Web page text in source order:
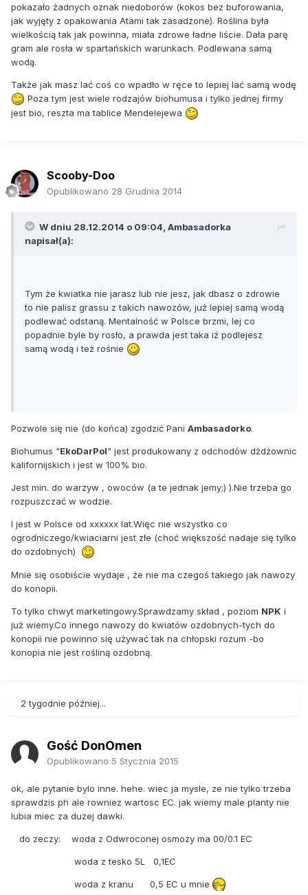
pokazało żadnych oznak niedoborów (kokos bez buforowania,
jak wyjęty z opakowania Atami tak zasadzone). Roślina była
wielkością tak jak powinna, miała zdrowe ładne liście. Dała parę
gram ale rosła w spartańskich warunkach. Podlewana samą
wodą.
Także jak masz lać coś co wpadło w ręce to lepiej lać samą wodę
Poza tym jest wiele rodzajów biohumusa i tylko jednej firmy
jest bio, reszta ma tablice Mendelejewa
Scooby-Doo
Opublikowano 28 Grudnia 2014
W dniu 28.12.2014 o 09:04, Ambasadorka
napisał(a):
Tym że kwiatka nie jarasz lub nie jesz, jak dbasz o zdrowie
to nie palisz grassu z takich nawozów, już lepiej samą wodą
podlewać odstaną. Mentalność w Polsce brzmi, lej co
popadnie byle by rosło, a prawda jest taka iż podlejesz
samą wodą i też rośnie
Pozwole się nie (do końca) zgodzić Pani Ambasadorko.
Biohumus "EkoDarPol" jest produkowany z odchodów dżdżownic
kalifornijskich i jest w 100% bio.
Jest min. do warzyw , owoców (a te jednak jemy;) ).Nie trzeba go
rozpuszczać w wodzie.
I jest w Polsce od xxxxxx lat.Więc nie wszystko co
ogrodniczego/kwiaciarni jest złe (choć większość nadaje się tylko
do ozdobnych)
Mnie się osobiście wydaje , że nie ma czegoś takiego jak nawozy
do konopii.
To tylko chwyt marketingowy.Sprawdzamy skład , poziom NPK i
już wiemy.Co innego nawozy do kwiatów ozdobnych-tych do
konopii nie powinno się używać tak na chłopski rozum -bo
konopia nie jest rośliną ozdobną.
2 tygodnie później...
Gość DonOmen
Opublikowano 5 Stycznia 2015
ok, ale pytanie bylo inne. hehe. wiec ja mysle, ze nie tylko trzeba
sprawdzis ph ale rowniez wartosc EC. jak wiemy male planty nie
lubia miec za duzej dawki.
do zeczy: woda z Odwroconej osmozy ma 00/0.1 EC
woda z tesko 5L 0,1EC
woda z kranu 0,5 EC u mnie